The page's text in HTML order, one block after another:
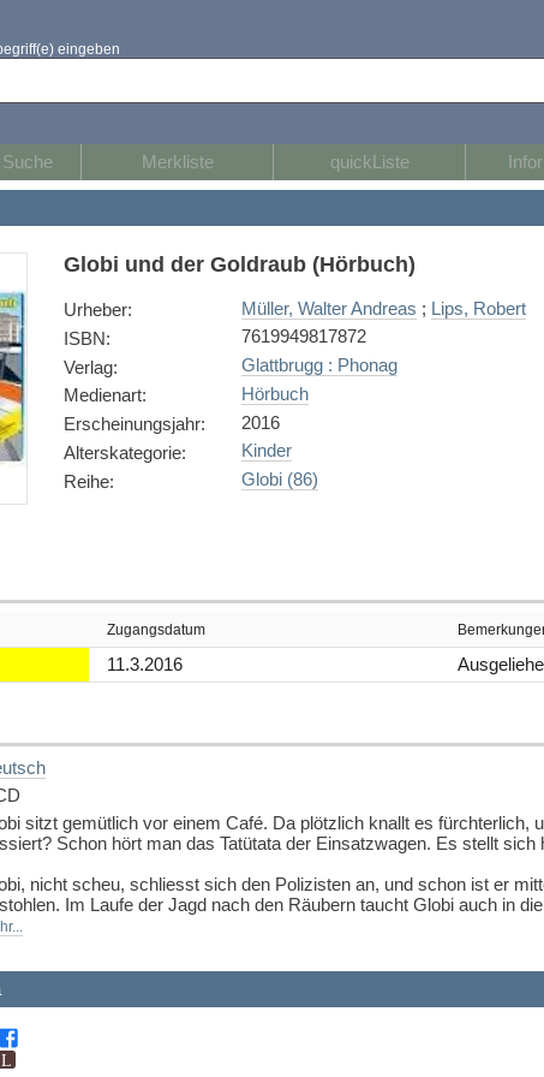
eingeben
Merkliste quickListe
Globi und der Goldraub (Hörbuch)
Urheber: Müller, Walter Andreas ; Lips, Robert
ISBN:
7619949817872
Verlag:
Glattbrugg : Phonag
Medienart:
Hörbuch
Erscheinungsjahr:
2016
Alterskategorie:
Kinder
Reihe: Globi (86)
Zugangsdatum
11.3.2016
sitzt gemütlich vor einem Café. Da plötzlich knallt es fürchterlich,
Schon hört man das Tatütata der Einsatzwagen. Es stellt
nicht scheu, schliesst sich den Polizisten an, und schon ist er
Im Laufe der Jagd nach den Räubern taucht Globi auch in
ihm vieles zeigen und ihn oft auch mitnehmen. So bekommt er
ideenreich und mutig stürzt sich Globi in sein neustes
werden. Die Kinder gewinnen mit Globi zusammen einen
sie auch mitfiebern. wer ist der Bösewicht? Kann Globi ihn
Buchhaus.ch, bearbeitet mit ChatGPT